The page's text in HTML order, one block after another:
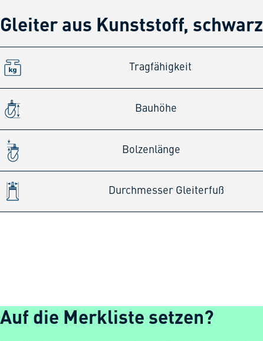
Gleiter aus Kunststoff, schwarz
Tragfähigkeit
Bauhöhe
Bolzenlänge
Durchmesser Gleiterfuß
Auf die Merkliste setzen?